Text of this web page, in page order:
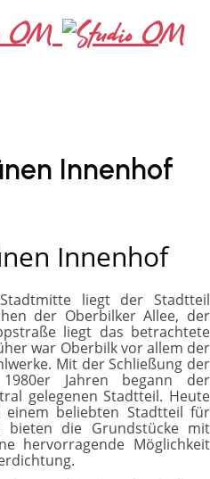
Innenhof
Innenhof
liegt der Stadtteil
der Oberbilker Allee, der
liegt das betrachte­te
war Oberbilk vor allem der
Mit der Schließung der
Jahren begann der
gelegenen Stadtteil. Heute
einem beliebten Stadtteil für
bieten die Grundstücke mit
hervorragende Möglichkeit